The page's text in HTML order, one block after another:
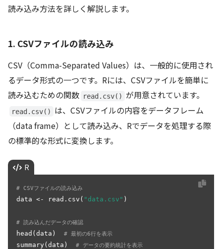
読み込み方法を詳しく解説します。
1. CSVファイルの読み込み
CSV（Comma-Separated Values）は、一般的に使用され
るデータ形式の一つです。Rには、CSVファイルを簡単に
読み込むための関数 read.csv() が用意されています。
read.csv()
は、CSVファイルの内容をデータフレーム
（data frame）として読み込み、Rでデータを処理する際
の標準的な形式に変換します。
R
# CSVファイルの読み込み
data <- read.csv( "data.csv" )
# 読み込んだデータの確認
head(data) # 最初の6行を表示
summary(data) # データの要約統計を表示